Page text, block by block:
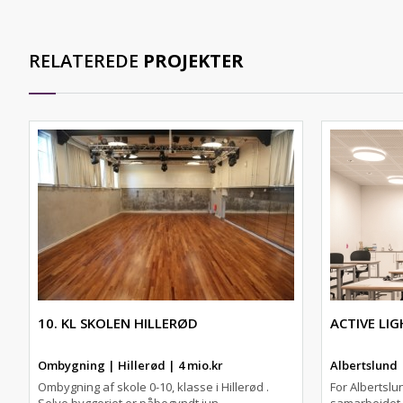
RELATEREDE PROJEKTER
10. KL SKOLEN HILLERØD
Ombygning | Hillerød | 4 mio.kr
Ombygning af skole 0-10, klasse i Hillerød .
ACTIVE
Albertslund
For